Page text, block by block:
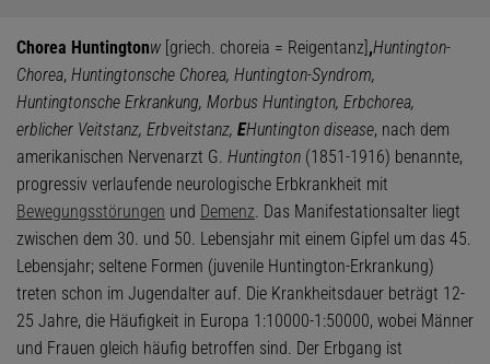
Chorea Huntingtonw [griech. choreia = Reigentanz],Huntington-
Chorea, Huntingtonsche Chorea, Huntington-Syndrom,
Huntingtonsche Erkrankung, Morbus Huntington, Erbchorea,
erblicher Veitstanz, Erbveitstanz, EHuntington disease, nach dem
amerikanischen Nervenarzt G. Huntington (1851-1916) benannte,
progressiv verlaufende neurologische Erbkrankheit mit
Bewegungsstörungen und Demenz. Das Manifestationsalter liegt
zwischen dem 30. und 50. Lebensjahr mit einem Gipfel um das 45.
Lebensjahr; seltene Formen (juvenile Huntington-Erkrankung)
treten schon im Jugendalter auf. Die Krankheitsdauer beträgt 12-
25 Jahre, die Häufigkeit in Europa 1:10000-1:50000, wobei Männer
und Frauen gleich häufig betroffen sind. Der Erbgang ist